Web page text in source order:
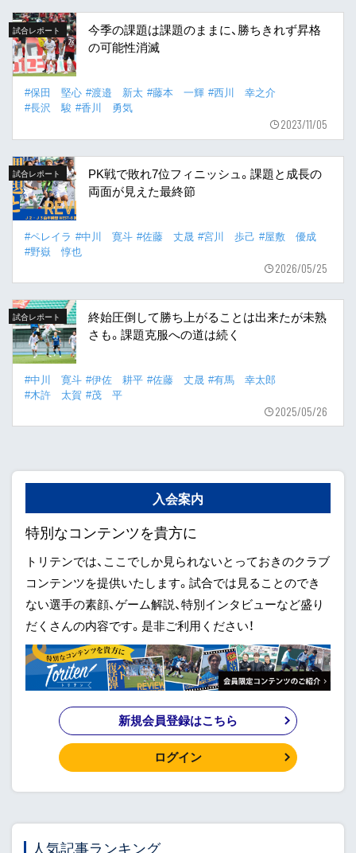
試合レポート
今季の課題は課題のままに、勝ちきれず昇格
の可能性消滅
#保田 堅心 #渡邉 新太 #藤本 一輝 #西川 幸之介
#長沢 駿 #香川 勇気
2023/11/05
試合レポート
PK戦で敗れ7位フィニッシュ。課題と成長の
両面が見えた最終節
#ペレイラ #中川 寛斗 #佐藤 丈晟 #宮川 歩己 #屋敷 優成
#野嶽 惇也
2026/05/25
試合レポート
終始圧倒して勝ち上がることは出来たが未熟
さも。課題克服への道は続く
#中川 寛斗 #伊佐 耕平 #佐藤 丈晟 #有馬 幸太郎
#木許 太賀 #茂 平
2025/05/26
入会案内
特別なコンテンツを貴方に
トリテンでは、ここでしか見られないとっておきのクラブ
コンテンツを提供いたします。試合では見ることのでき
ない選手の素顔、ゲーム解説、特別インタビューなど盛り
だくさんの内容です。是非ご利用ください！
新規会員登録はこちら
ログイン
人気記事ランキング